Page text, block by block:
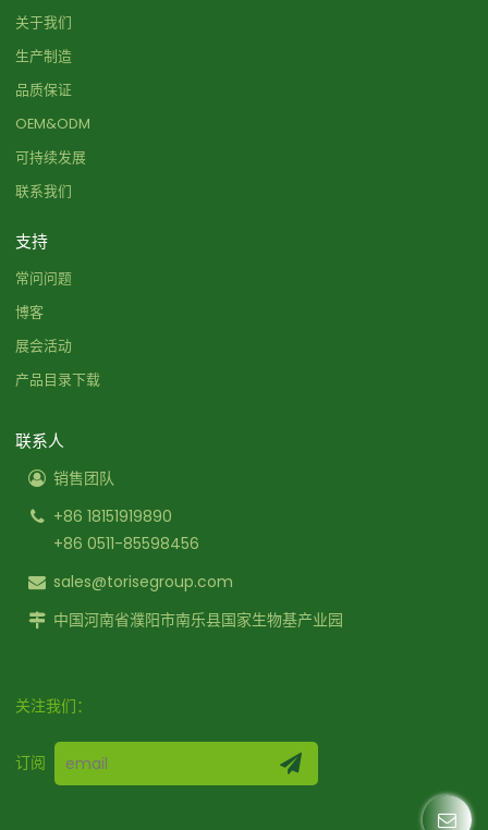
关于我们
生产制造
品质保证
OEM&ODM
可持续发展
联系我们
支持
常问问题
博客
展会活动
产品目录下载
联系人
销售团队
+86 18151919890
+86 0511-85598456
sales@torisegroup.com
中国河南省濮阳市南乐县国家生物基产业园
关注我们：
订阅